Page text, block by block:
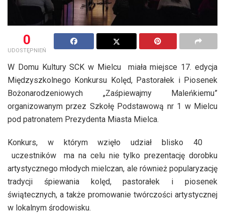
0
UDOSTĘPNIEŃ
W Domu Kultury SCK w Mielcu miała miejsce 17. edycja
Międzyszkolnego Konkursu Kolęd, Pastorałek i Piosenek
Bożonarodzeniowych „Zaśpiewajmy Maleńkiemu”
organizowanym przez Szkołę Podstawową nr 1 w Mielcu
pod patronatem Prezydenta Miasta Mielca.
Konkurs, w którym wzięło udział blisko 40
uczestników ma na celu nie tylko prezentację dorobku
artystycznego młodych mielczan, ale również popularyzację
tradycji śpiewania kolęd, pastorałek i piosenek
świątecznych, a także promowanie twórczości artystycznej
w lokalnym środowisku.